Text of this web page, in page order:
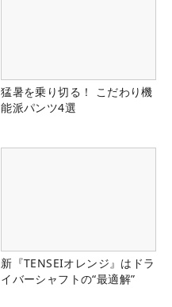
猛暑を乗り切る！ こだわり機
能派パンツ4選
新『TENSEIオレンジ』はドラ
イバーシャフトの“最適解”